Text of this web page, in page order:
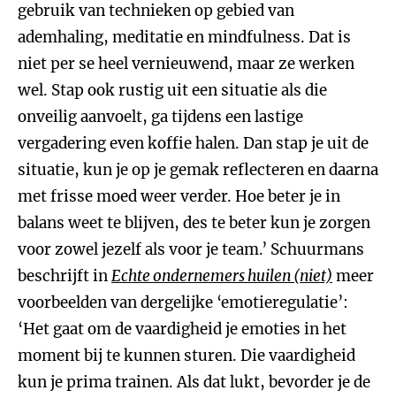
gebruik van technieken op gebied van
ademhaling, meditatie en mindfulness. Dat is
niet per se heel vernieuwend, maar ze werken
wel. Stap ook rustig uit een situatie als die
onveilig aanvoelt, ga tijdens een lastige
vergadering even koffie halen. Dan stap je uit de
situatie, kun je op je gemak reflecteren en daarna
met frisse moed weer verder. Hoe beter je in
balans weet te blijven, des te beter kun je zorgen
voor zowel jezelf als voor je team.’ Schuurmans
beschrijft inEchte ondernemers huilen (niet) meer
voorbeelden van dergelijke ‘emotieregulatie’:
‘Het gaat om de vaardigheid je emoties in het
moment bij te kunnen sturen. Die vaardigheid
kun je prima trainen. Als dat lukt, bevorder je de